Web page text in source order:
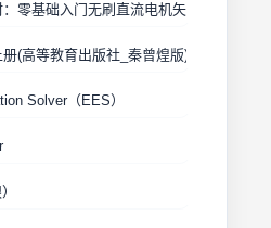
：零基础入门无刷直流电机矢量控制技术
(高等教育出版社_秦曾煌版)
Solver（EES）